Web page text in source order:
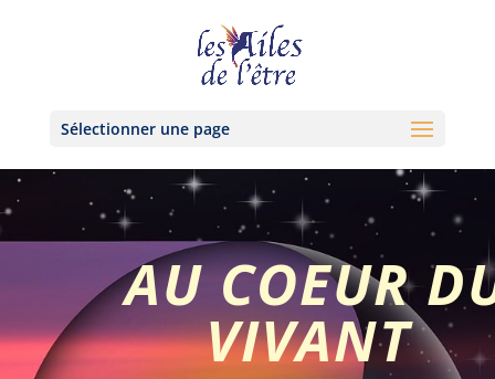
Sélectionner une page
AU COEUR
VIVANT